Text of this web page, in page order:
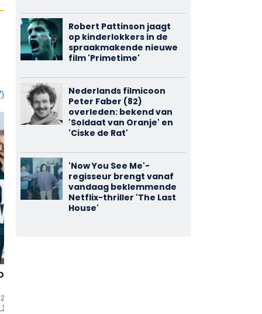
(TV-serie)
Robert Pattinson jaagt
op kinderlokkers in de
spraakmakende nieuwe
film 'Primetime'
Nederlands filmicoon
Peter Faber (82)
overleden: bekend van
'Soldaat van Oranje' en
'Ciske de Rat'
'Now You See Me'-
regisseur brengt vanaf
vandaag beklemmende
Netflix-thriller 'The Last
House'